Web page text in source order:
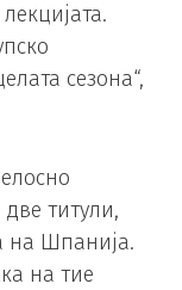
сезона“,
титули,
на Шпанија.
на тие